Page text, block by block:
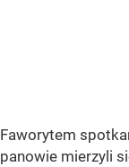
Faworytem
panowie mierzyli